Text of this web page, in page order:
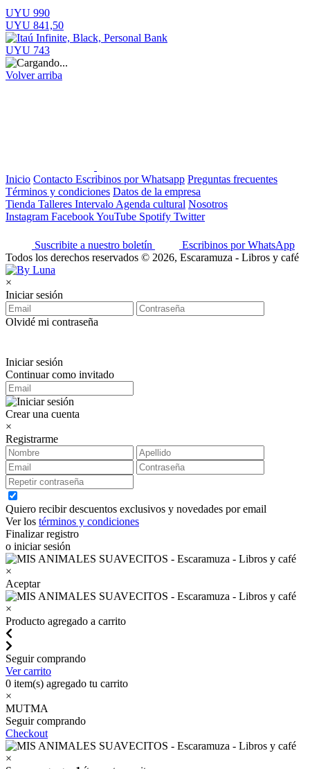
UYU 990
UYU 841,50
UYU 743
Volver arriba
Inicio Contacto Escribinos por Whatsapp Preguntas frecuentes
Términos y condiciones Datos de la empresa
Tienda Talleres Intervalo Agenda cultural Nosotros
Instagram FacebookYouTube Spotify Twitter
Suscribite a nuestro boletín
Escribinos por WhatsApp
Todos los derechos reservados © 2026, Escaramuza - Libros y café
×
Iniciar sesión
Olvidé mi contraseña
Iniciar sesión
Continuar como invitado
Crear una cuenta
×
Registrarme
Quiero recibir descuentos exclusivos y novedades por email
Ver los términos y condiciones
Finalizar registro
o iniciar sesión
×
Aceptar
×
Producto agregado a carrito
Seguir comprando
Ver carrito
0 item(s) agregado tu carrito
×
MUTMA
Seguir comprando
Checkout
×